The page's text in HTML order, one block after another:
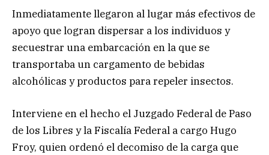
Inmediatamente llegaron al lugar más efectivos de
apoyo que logran dispersar a los individuos y
secuestrar una embarcación en la que se
transportaba un cargamento de bebidas
alcohólicas y productos para repeler insectos.
Interviene en el hecho el Juzgado Federal de Paso
de los Libres y la Fiscalía Federal a cargo Hugo
Froy, quien ordenó el decomiso de la carga que